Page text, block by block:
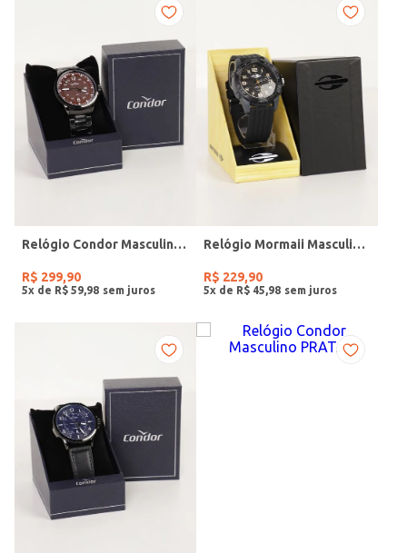
Relógio Condor Masculino PRETO
R$ 299,90
5x de R$ 59 98
Relógio Mormaii Masculino PRETO
R$ 229,90
5x de R$ 45 98